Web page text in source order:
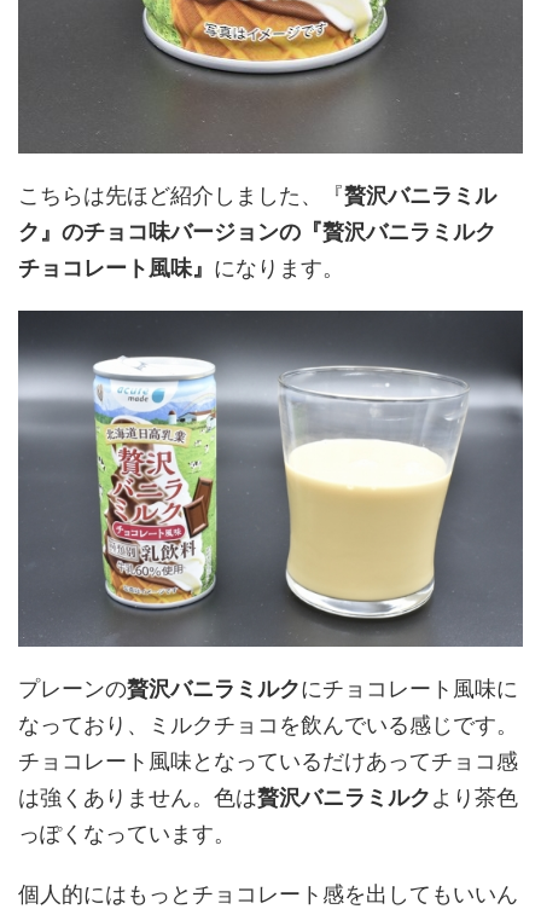
こちらは先ほど紹介しました、『贅沢バニラミル
ク』のチョコ味バージョンの 『贅沢バニラミルク
チョコレート風味』 になります。
プレーンの贅沢バニラミルクにチョコレート風味に
なっており、ミルクチョコを飲んでいる感じです。
チョコレート風味となっているだけあってチョコ感
は強くありません。色は贅沢バニラミルクより茶色
っぽくなっています。
個人的にはもっとチョコレート感を出してもいいん